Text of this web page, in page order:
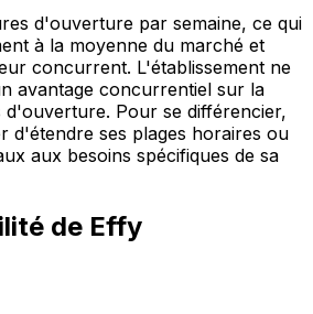
d'ouverture par semaine, ce qui
à la moyenne du marché et
concurrent. L'établissement ne
avantage concurrentiel sur la
d'ouverture. Pour se différencier,
d'étendre ses plages horaires ou
aux besoins spécifiques de sa
de Effy